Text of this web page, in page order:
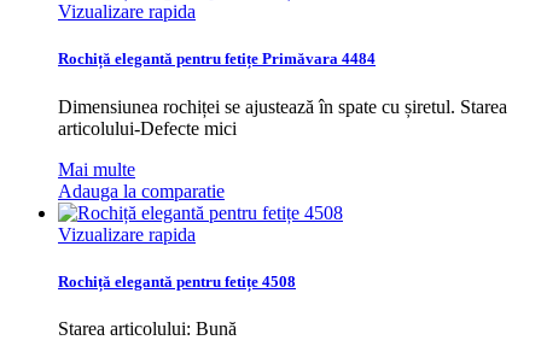
Vizualizare rapida
Rochiță elegantă pentru fetițe Primăvara 4484
Dimensiunea rochiței se ajustează în spate cu șiretul. Starea
articolului-Defecte mici
Mai multe
Adauga la comparatie
Vizualizare rapida
Rochiță elegantă pentru fetițe 4508
Starea articolului: Bună